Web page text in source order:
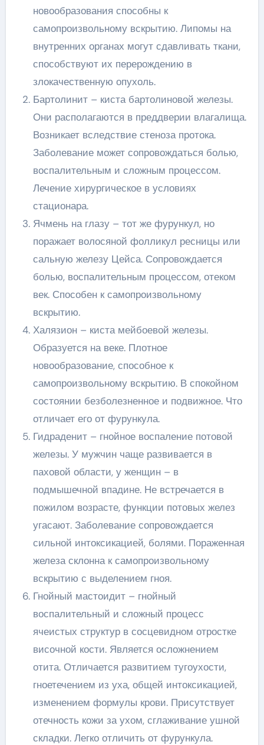
новообразования способны к
самопроизвольному вскрытию. Липомы на
внутренних органах могут сдавливать ткани,
способствуют их перерождению в
злокачественную опухоль.
Бартолинит – киста бартолиновой железы.
Они располагаются в преддверии влагалища.
Возникает вследствие стеноза протока.
Заболевание может сопровождаться болью,
воспалительным и сложным процессом.
Лечение хирургическое в условиях
стационара.
Ячмень на глазу – тот же фурункул, но
поражает волосяной фолликул ресницы или
сальную железу Цейса. Сопровождается
болью, воспалительным процессом, отеком
век. Способен к самопроизвольному
вскрытию.
Халязион – киста мейбоевой железы.
Образуется на веке. Плотное
новообразование, способное к
самопроизвольному вскрытию. В спокойном
состоянии безболезненное и подвижное. Что
отличает его от фурункула.
Гидраденит – гнойное воспаление потовой
железы. У мужчин чаще развивается в
паховой области, у женщин – в
подмышечной впадине. Не встречается в
пожилом возрасте, функции потовых желез
угасают. Заболевание сопровождается
сильной интоксикацией, болями. Пораженная
железа склонна к самопроизвольному
вскрытию с выделением гноя.
Гнойный мастоидит – гнойный
воспалительный и сложный процесс
ячеистых структур в сосцевидном отростке
височной кости. Является осложнением
отита. Отличается развитием тугоухости,
гноетечением из уха, общей интоксикацией,
изменением формулы крови. Присутствует
отечность кожи за ухом, сглаживание ушной
складки. Легко отличить от фурункула.